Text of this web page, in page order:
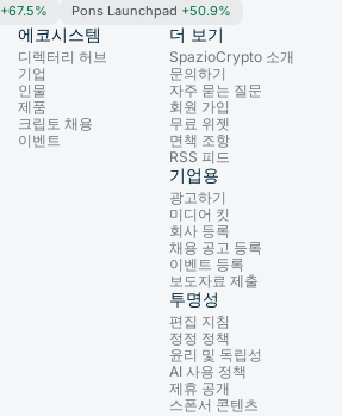
+67.5% Pons Launchpad +50.9%
에코시스템
디렉터리 허브
기업
인물
제품
크립토 채용
이벤트
더 보기
SpazioCrypto 소개
문의하기
자주 묻는 질문
회원 가입
무료 위젯
면책 조항
RSS 피드
기업용
광고하기
미디어 킷
회사 등록
채용 공고 등록
이벤트 등록
보도자료 제출
투명성
편집 지침
정정 정책
윤리 및 독립성
AI 사용 정책
제휴 공개
스폰서 콘텐츠